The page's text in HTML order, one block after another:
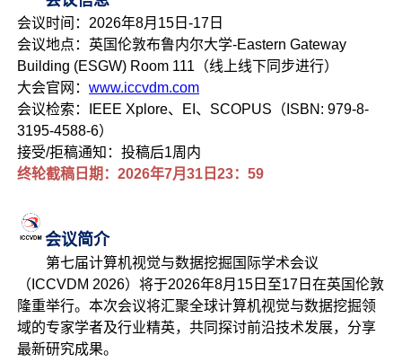
会议时间：2026年8月15日-17日
会议地点：英国伦敦布鲁内尔大学-Eastern Gateway
Building (ESGW) Room 111（线上线下同步进行）
大会官网：www.iccvdm.com
会议检索：IEEE Xplore、EI、SCOPUS（ISBN: 979-8-
3195-4588-6）
接受/拒稿通知：投稿后1周内
终轮截稿日期：2026年7月31日23：59
会议简介
第七届计算机视觉与数据挖掘国际学术会议
（ICCVDM 2026）将于2026年8月15日至17日在英国伦敦
隆重举行。本次会议将汇聚全球计算机视觉与数据挖掘领
域的专家学者及行业精英，共同探讨前沿技术发展，分享
最新研究成果。